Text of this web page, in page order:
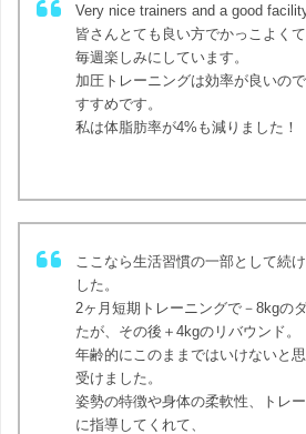
Very nice trainers and a good
皆さんとても良い方でかっこよくて
毎週楽しみにしています。
加圧トレーニングは効率が良いの
すすめです。
私は体脂肪率が4%も減りました！
ここなら生活習慣の一部として続
した。
2ヶ月短期トレーニングで－8kgの
たが、その後＋4kgのリバウンド。
年齢的にこのままではいけないと
受けました。
姿勢の特徴や身体の柔軟性、トレ
に指導してくれて、